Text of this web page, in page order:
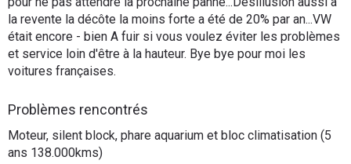
la revente la décôte la moins forte a été de 20% par an...VW
était encore - bien A fuir si vous voulez éviter les problèmes
et service loin d'être à la hauteur. Bye bye pour moi les
voitures françaises.
Problèmes rencontrés
Moteur, silent block, phare aquarium et bloc climatisation (5
ans 138.000kms)